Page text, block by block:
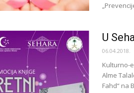
U
06.04.2018.
Kulturno-
Alme
Fahd“ na